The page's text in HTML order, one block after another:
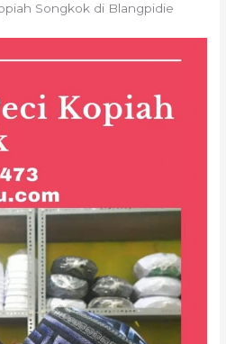
Songkok di Blangpidie